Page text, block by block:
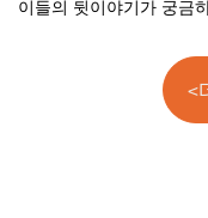
이들의 뒷이야기가 궁금
<